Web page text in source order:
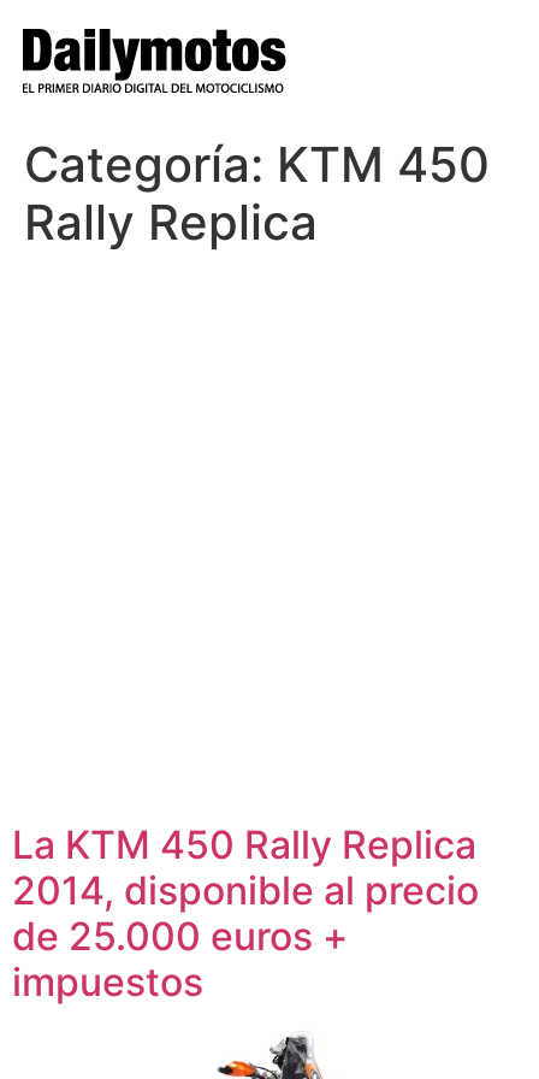
contenido
Categoría: KTM 450
Rally Replica
La KTM 450 Rally Replica
2014, disponible al precio
de 25.000 euros +
impuestos